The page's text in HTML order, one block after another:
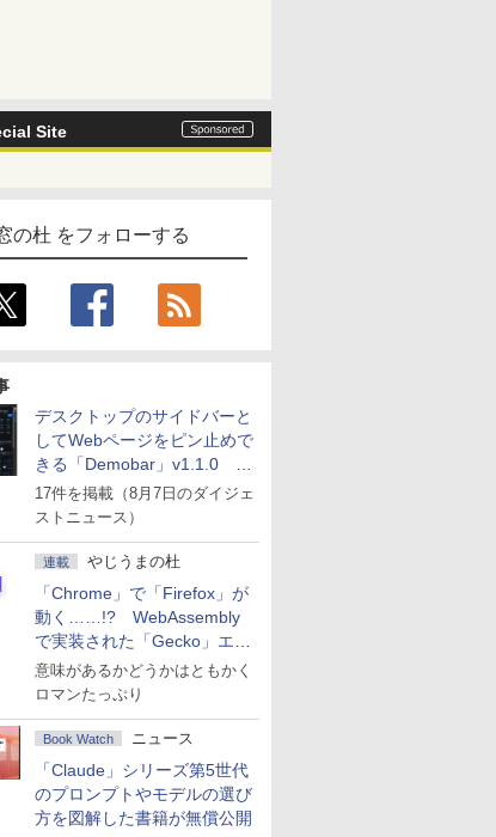
Site
の杜 をフォローする
デスクトップのサイドバーと
してWebページをピン止めで
きる「Demobar」v1.1.0 ほ
か
17件を掲載（8月7日のダイジェ
ストニュース）
連載 やじうまの杜
「Chrome」で「Firefox」が
動く……!? WebAssembly
で実装された「Gecko」エン
ジン
意味があるかどうかはともかく
ロマンたっぷり
Book Watch ニュース
「Claude」シリーズ第5世代
のプロンプトやモデルの選び
方を図解した書籍が無償公開